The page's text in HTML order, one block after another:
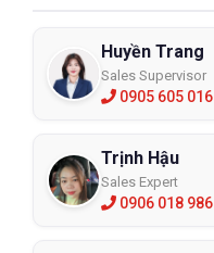
Huyền Trang
Sales Supervisor
0905 605 016
Trịnh Hậu
Sales Expert
0906 018 986